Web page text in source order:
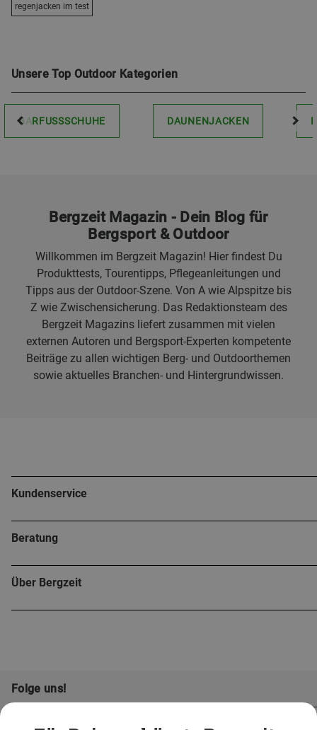
regenjacken im test
Unsere Top Outdoor Kategorien
BARFUSSSCHUHE DAUNENJACKEN
Bergzeit Magazin - Dein Blog für
Bergsport & Outdoor
Willkommen im Bergzeit Magazin! Hier findest Du
Produkttests, Tourentipps, Pflegeanleitungen und
Tipps aus der Outdoor-Szene. Von A wie Alpspitze bis
Z wie Zwischensicherung. Das Redaktionsteam des
Bergzeit Magazins liefert zusammen mit vielen
externen Autoren und Bergsport-Experten kompetente
Beiträge zu allen wichtigen Berg- und Outdoorthemen
sowie aktuelles Branchen- und Hintergrundwissen.
Kundenservice
Beratung
Über Bergzeit
Folge uns!